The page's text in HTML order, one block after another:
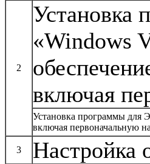
2
«Windows
включая
Установка программы для
включая первоначальную
3 Настройка